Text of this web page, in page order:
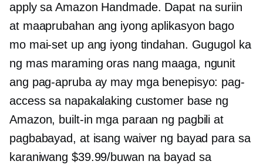
apply sa Amazon Handmade. Dapat na suriin
at maaprubahan ang iyong aplikasyon bago
mo mai-set up ang iyong tindahan. Gugugol ka
ng mas maraming oras nang maaga, ngunit
ang pag-apruba ay may mga benepisyo: pag-
access sa napakalaking customer base ng
Amazon, built-in mga paraan ng pagbili at
pagbabayad, at isang waiver ng bayad para sa
karaniwang $39.99/buwan na bayad sa